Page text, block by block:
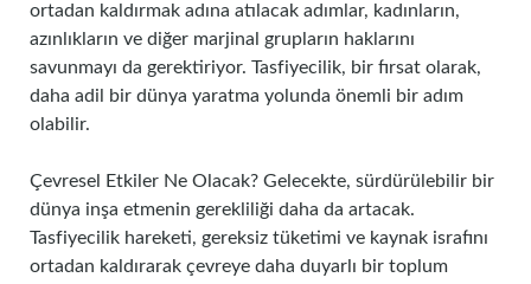
ortadan kaldırmak adına atılacak adımlar, kadınların,
azınlıkların ve diğer marjinal grupların haklarını
savunmayı da gerektiriyor. Tasfiyecilik, bir fırsat olarak,
daha adil bir dünya yaratma yolunda önemli bir adım
olabilir.
Çevresel Etkiler Ne Olacak? Gelecekte, sürdürülebilir bir
dünya inşa etmenin gerekliliği daha da artacak.
Tasfiyecilik hareketi, gereksiz tüketimi ve kaynak israfını
ortadan kaldırarak çevreye daha duyarlı bir toplum